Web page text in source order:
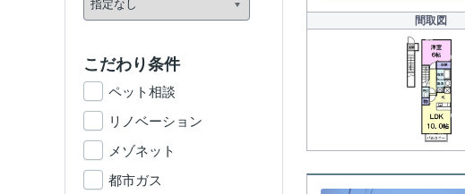
間取図
こだわり条件
ペット相談
リノベーション
メゾネット
都市ガス